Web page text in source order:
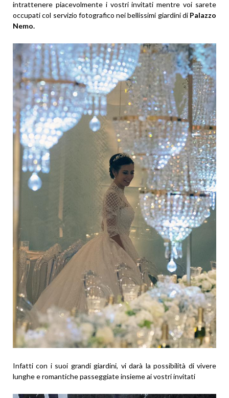
intrattenere piacevolmente i vostri invitati mentre voi sarete
occupati col servizio fotografico nei bellissimi giardini di Palazzo
Nemo.
Infatti con i suoi grandi giardini, vi darà la possibilità di vivere
lunghe e romantiche passeggiate insieme ai vostri invitati